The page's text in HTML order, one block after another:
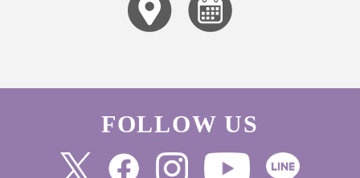
FOLLOW US